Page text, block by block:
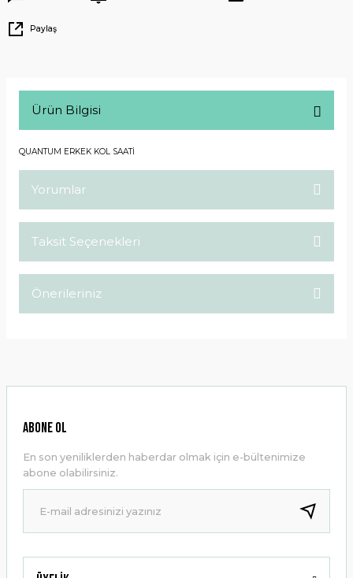
Paylaş
Ürün Bilgisi
QUANTUM ERKEK KOL SAATİ
Yorumlar
Taksit Seçenekleri
Önerileriniz
Ürün resmi kalitesiz, bozuk veya görüntülenemiyor.
Ürün bilgilerinde hatalar bulunuyor.
Ürün fiyatı diğer sitelerden daha pahalı.
Bu ürüne benzer farklı alternatifler olmalı.
ABONE OL
En son yeniliklerden haberdar olmak için e-bültenimize
abone olabilirsiniz.